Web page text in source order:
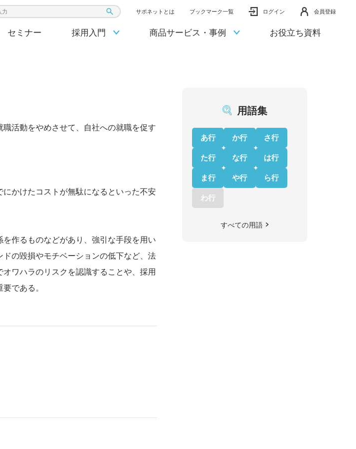
力 サポネットとは ブックマーク一覧 ログイン 会員登録
セミナー 採用入門 商品サービス・事例 お役立ち資料
活動をやめさせて、自社への就職を促す
かけたコストが無駄になるといった不安
作るものなどがあり、強引な手段を用い
の毀損やモチベーションの低下など、法
ワハラのリスクを認識することや、採用
である。
用語集
あ行 か行 さ行
た行 な行 は行
ま行 や行 ら行
わ行
すべての用語